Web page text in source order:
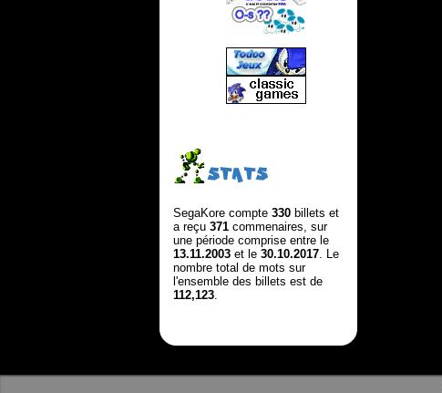
STATS
SegaKore compte330 billets et
a reçu371 commenaires, sur
une période comprise entre le
13.11.2003 et le30.10.2017. Le
nombre total de mots sur
l'ensemble des billets est de
112,123.